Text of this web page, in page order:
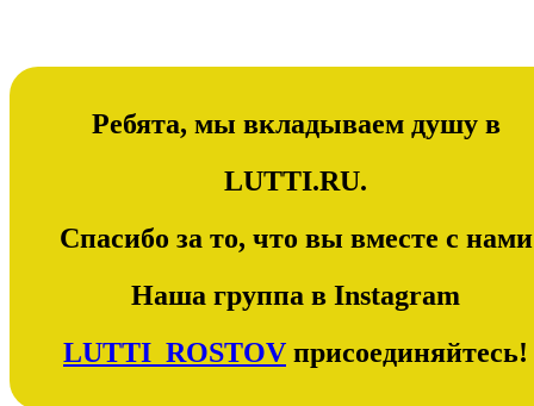
Ребята, мы вкладываем душу в
LUTTI.RU.
Спасибо за то, что вы вместе с нами
Наша группа в Instagram
LUTTI_ROSTOV присоединяйтесь!